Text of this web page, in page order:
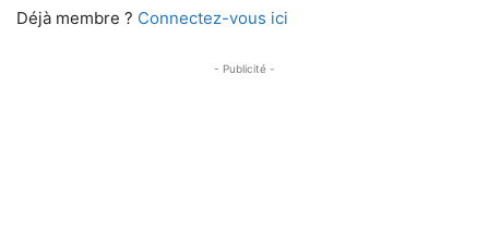
Déjà membre ? Connectez-vous ici
- Publicité -